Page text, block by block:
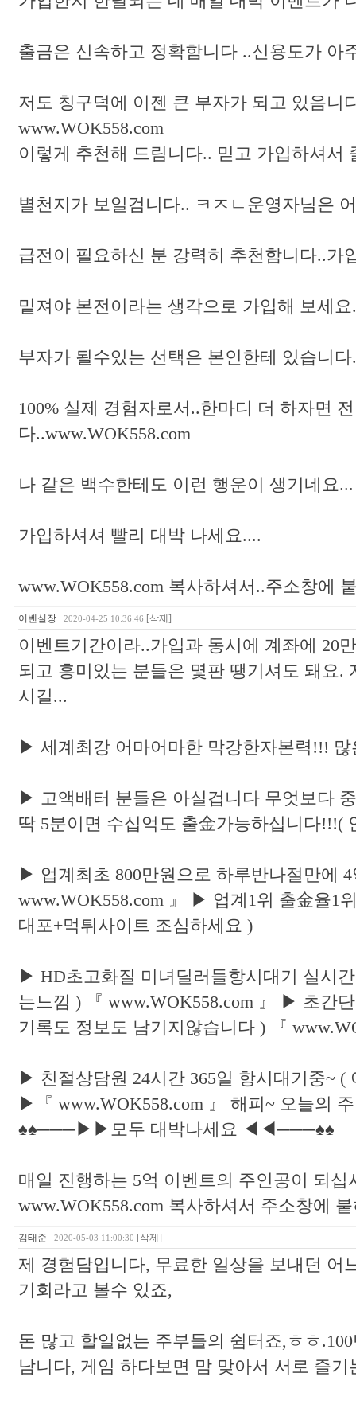
출금은 신속하고 정확함니다 ..신용도가 아
저도 칭구덕에 이젠 큰 부자가 되고 있음니
www.WOK558.com
이렇게 추천해 드림니다.. 믿고 가입하셔서
별천지가 보일검니다.. ㅋㅈㄴ운영자님은
급전이 필요하신 분 강력히 추천함니다..가
밑져야 본전이라는 생각으로 가입해 보세
부자가 될수있는 선택은 본인한테 있습니
100% 실제 경험자로서..한마디 더 하자면
다..www.WOK558.com
나 같은 백수한테도 이런 행운이 생기네요
가입하셔셔 빨리 대박 나세요....
www.WOK558.com 복사하셔서..주소창에
이벤실장 2020-04-25 10:36:46 [삭제]
이벤트기간이라..가입과 동시에 계좌에 20
되고 흥미있는 분들은 몇판 땡기셔도 돼요
시길...
▶ 세계최강 어마어마한 막강한자본력!!!
▶ 고액배터 분들은 아실겁니다 무엇보다
딱 5분이면 수십억도 출金가능하십니다!!!(
▶ 업계최초 800만원으로 하루반나절만에
www.WOK558.com 』 ▶ 업계1위 출金율1
대포+먹튀사이트 조심하세요 )
▶ HD초고화질 미녀딜러들항시대기 실시
는느낌 ) 『 www.WOK558.com 』 ▶ 초간
기록도 정보도 남기지않습니다 ) 『
▶ 친절상담원 24시간 365일 항시대기중~
▶『 www.WOK558.com 』 해피~ 오늘의
♠♠───▶▶모두 대박나세요 ◀◀───♠♠
매일 진행하는 5억 이벤트의 주인공이 되십
www.WOK558.com 복사하셔서 주소창에
김태준 2020-05-03 11:00:30 [삭제]
제 경험담입니다, 무료한 일상을 보내던 어
기회라고 볼수 있죠,
돈 많고 할일없는 주부들의 쉼터죠,ㅎㅎ
남니다, 게임 하다보면 맘 맞아서 서로 즐